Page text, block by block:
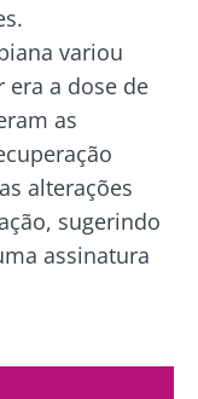
variou
a dose de
as
alterações
sugerindo
assinatura